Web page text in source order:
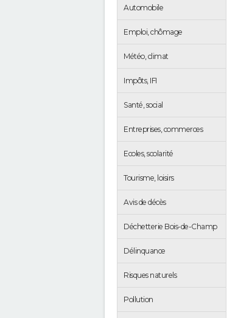
Automobile
Emploi, chômage
Météo, climat
Impôts, IFI
Santé, social
Entreprises, commerces
Ecoles, scolarité
Tourisme, loisirs
Avis de décès
Déchetterie Bois-de-Champ
Délinquance
Risques naturels
Pollution